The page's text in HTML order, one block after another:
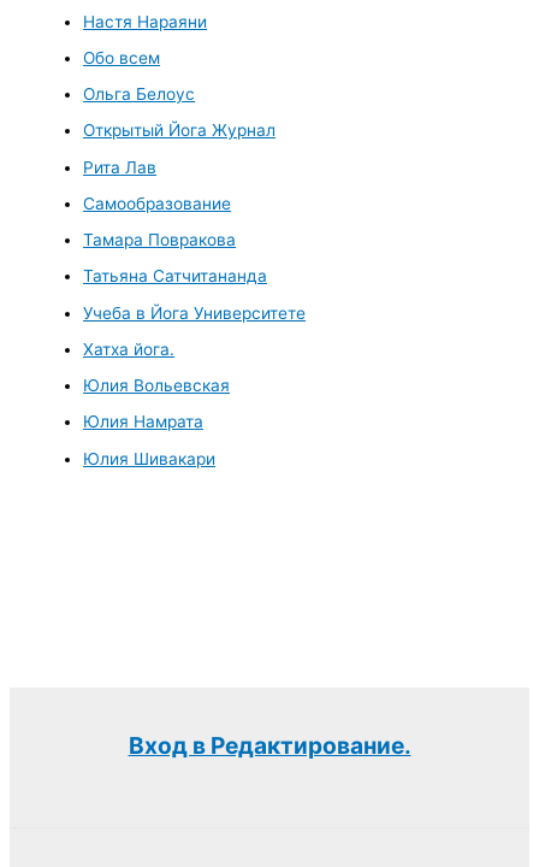
Настя Нараяни
Обо всем
Ольга Белоус
Открытый Йога Журнал
Рита Лав
Самообразование
Тамара Повракова
Татьяна Сатчитананда
Учеба в Йога Университете
Хатха йога.
Юлия Вольевская
Юлия Намрата
Юлия Шивакари
Вход в Редактирование.